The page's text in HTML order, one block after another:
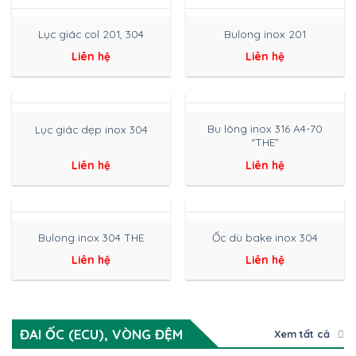
Lục giác col 201, 304
Liên hệ
Bulong inox 201
Liên hệ
Lục giác dẹp inox 304
Liên hệ
Bu lông inox 316 A4-70
“THE”
Liên hệ
Bulong inox 304 THE
Liên hệ
Ốc dù bake inox 304
Liên hệ
ĐAI ỐC (ECU), VÒNG ĐỆM Xem tất cả